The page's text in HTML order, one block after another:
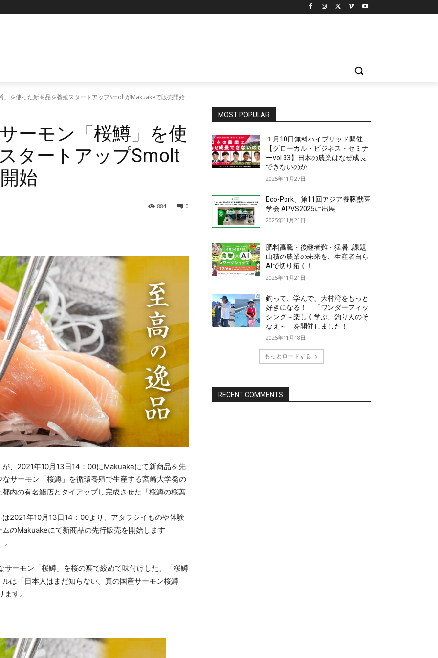
」を使った新商品を養殖スタートアップSmoltがMakuakeで販売開始
ーモン「桜鱒」を使
タートアップSmolt
始
0
884
、2021年10月13日14：00にMakuakeにて新商品を先
サーモン「桜鱒」を循環養殖で生産する宮崎大学発の
内の有名鮨店とタイアップし完成させた「桜鱒の桜葉
2021年10月13日14：00より、アタラシイものや体験
のMakuakeにて新商品の先行販売を開始します
。
ーモン「桜鱒」を桜の葉で絞めて味付けした、「桜鱒
は「日本人はまだ知らない。真の国産サーモン桜鱒
す。
MOST POPULAR
１月10日無料ハイブリッド開催
【グローカル・ビジネス・セミナ
ーvol.33】日本の農業はなぜ成長
できないのか
2025年11月27日
Eco-Pork、第11回アジア養豚獣医
学会 APVS2025に出展
2025年11月21日
肥料高騰・後継者難・猛暑…課題
山積の農業の未来を、生産者自ら
AIで切り拓く！
2025年11月21日
釣って、学んで、大村湾をもっと
好きになる！ 「ワンダーフィッ
シング～楽しく学ぶ、釣り人のそ
なえ～」を開催しました！
2025年11月18日
もっとロードする
RECENT COMMENTS